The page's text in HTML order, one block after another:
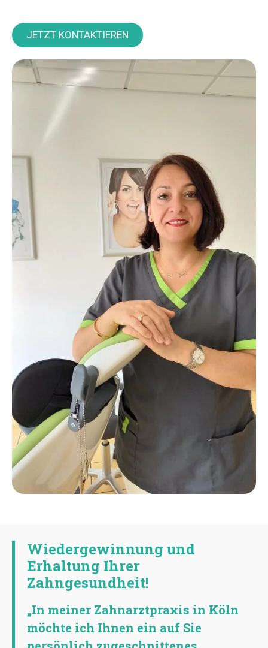
JETZT KONTAKTIEREN
Wiedergewinnung und
Erhaltung Ihrer
Zahngesundheit!
„In meiner Zahnarztpraxis in Köln
möchte ich Ihnen ein auf Sie